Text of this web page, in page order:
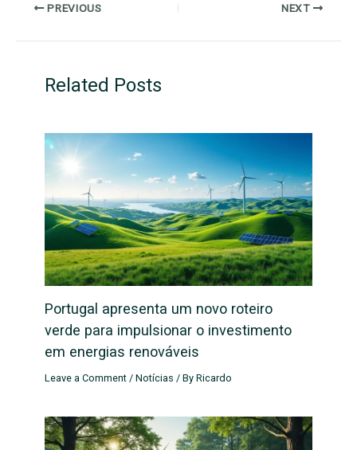
PREVIOUS NEXT
Related Posts
Portugal apresenta um novo roteiro
verde para impulsionar o investimento
em energias renováveis
Leave a Comment /Notícias / ByRicardo